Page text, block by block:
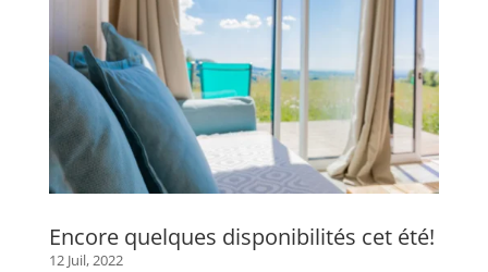
Encore quelques disponibilités cet été!
12 Juil, 2022